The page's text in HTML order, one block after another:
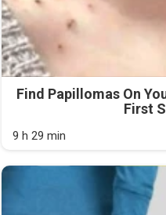
Find Papillomas On
First
9 h 29 min